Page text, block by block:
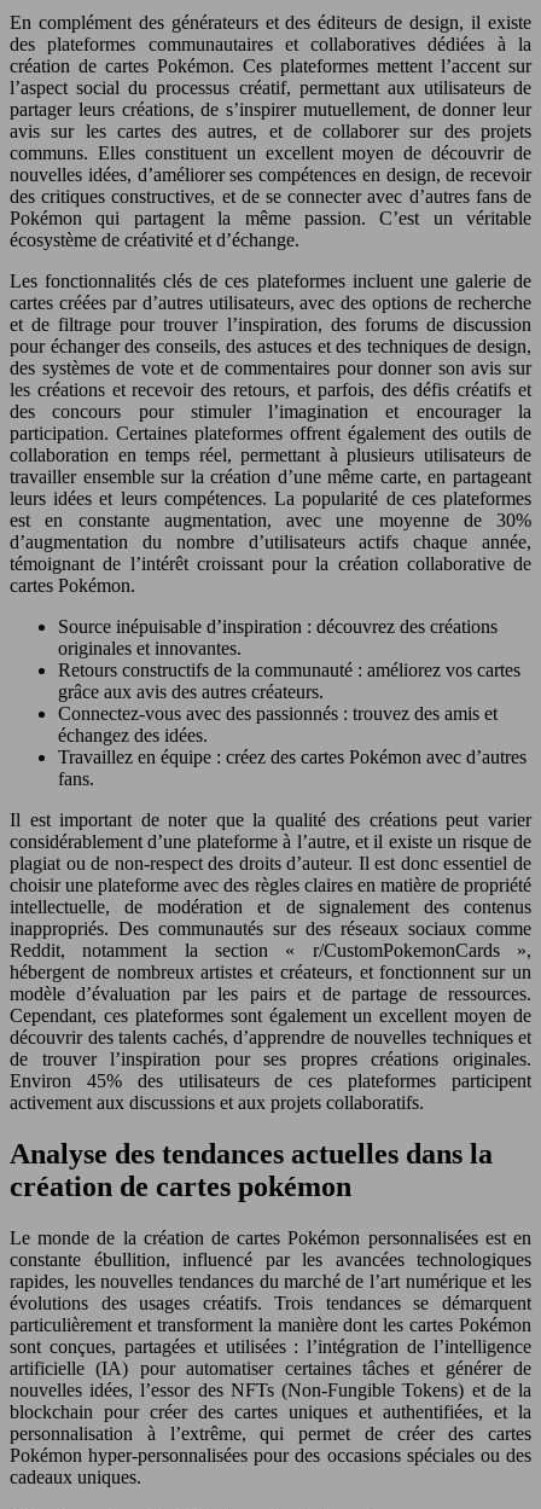
En complément des générateurs et des éditeurs de design, il existe
des plateformes communautaires et collaboratives dédiées à la
création de cartes Pokémon. Ces plateformes mettent l’accent sur
l’aspect social du processus créatif, permettant aux utilisateurs de
partager leurs créations, de s’inspirer mutuellement, de donner leur
avis sur les cartes des autres, et de collaborer sur des projets
communs. Elles constituent un excellent moyen de découvrir de
nouvelles idées, d’améliorer ses compétences en design, de recevoir
des critiques constructives, et de se connecter avec d’autres fans de
Pokémon qui partagent la même passion. C’est un véritable
écosystème de créativité et d’échange.
Les fonctionnalités clés de ces plateformes incluent une galerie de
cartes créées par d’autres utilisateurs, avec des options de recherche
et de filtrage pour trouver l’inspiration, des forums de discussion
pour échanger des conseils, des astuces et des techniques de design,
des systèmes de vote et de commentaires pour donner son avis sur
les créations et recevoir des retours, et parfois, des défis créatifs et
des concours pour stimuler l’imagination et encourager la
participation. Certaines plateformes offrent également des outils de
collaboration en temps réel, permettant à plusieurs utilisateurs de
travailler ensemble sur la création d’une même carte, en partageant
leurs idées et leurs compétences. La popularité de ces plateformes
est en constante augmentation, avec une moyenne de 30%
d’augmentation du nombre d’utilisateurs actifs chaque année,
témoignant de l’intérêt croissant pour la création collaborative de
cartes Pokémon.
Source inépuisable d’inspiration : découvrez des créations
originales et innovantes.
Retours constructifs de la communauté : améliorez vos cartes
grâce aux avis des autres créateurs.
Connectez-vous avec des passionnés : trouvez des amis et
échangez des idées.
Travaillez en équipe : créez des cartes Pokémon avec d’autres
fans.
Il est important de noter que la qualité des créations peut varier
considérablement d’une plateforme à l’autre, et il existe un risque de
plagiat ou de non-respect des droits d’auteur. Il est donc essentiel de
choisir une plateforme avec des règles claires en matière de propriété
intellectuelle, de modération et de signalement des contenus
inappropriés. Des communautés sur des réseaux sociaux comme
Reddit, notamment la section « r/CustomPokemonCards »,
hébergent de nombreux artistes et créateurs, et fonctionnent sur un
modèle d’évaluation par les pairs et de partage de ressources.
Cependant, ces plateformes sont également un excellent moyen de
découvrir des talents cachés, d’apprendre de nouvelles techniques et
de trouver l’inspiration pour ses propres créations originales.
Environ 45% des utilisateurs de ces plateformes participent
activement aux discussions et aux projets collaboratifs.
Analyse des tendances actuelles dans la
création de cartes pokémon
Le monde de la création de cartes Pokémon personnalisées est en
constante ébullition, influencé par les avancées technologiques
rapides, les nouvelles tendances du marché de l’art numérique et les
évolutions des usages créatifs. Trois tendances se démarquent
particulièrement et transforment la manière dont les cartes Pokémon
sont conçues, partagées et utilisées : l’intégration de l’intelligence
artificielle (IA) pour automatiser certaines tâches et générer de
nouvelles idées, l’essor des NFTs (Non-Fungible Tokens) et de la
blockchain pour créer des cartes uniques et authentifiées, et la
personnalisation à l’extrême, qui permet de créer des cartes
Pokémon hyper-personnalisées pour des occasions spéciales ou des
cadeaux uniques.